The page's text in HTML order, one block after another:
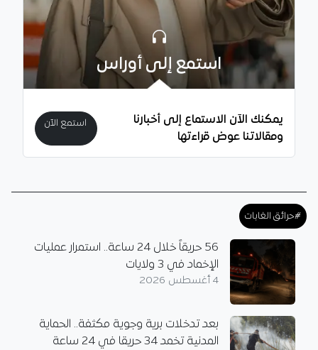
استمع إلى أوراس
يمكنك الآن الاستماع إلى أخبارنا
ومقالاتنا عوض قراءتها
استمع الآن
#حرائق الغابات
56 حريقاً خلال 24 ساعة.. استمرار عمليات
الإخماد في 3 ولايات
4 أغسطس 2026
بعد تدخلات برية وجوية مكثفة.. الحماية
المدنية تخمد 34 حريقا في 24 ساعة